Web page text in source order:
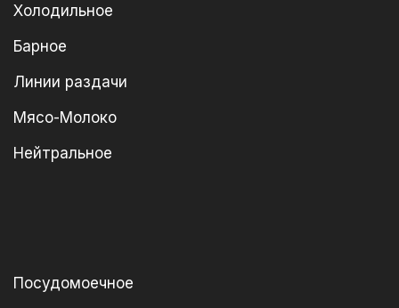
Холодильное
Барное
Линии раздачи
Мясо-Молоко
Нейтральное
Посудомоечное